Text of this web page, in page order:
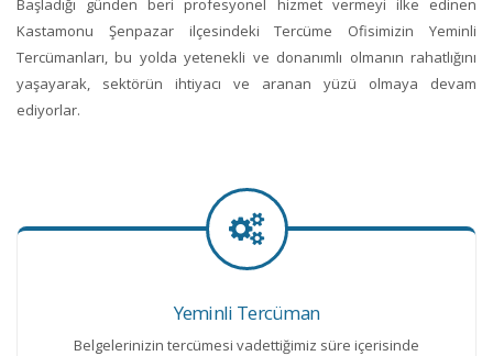
Başladığı günden beri profesyonel hizmet vermeyi ilke edinen
Kastamonu Şenpazar ilçesindeki Tercüme Ofisimizin Yeminli
Tercümanları, bu yolda yetenekli ve donanımlı olmanın rahatlığını
yaşayarak, sektörün ihtiyacı ve aranan yüzü olmaya devam
ediyorlar.
Yeminli Tercüman
Belgelerinizin tercümesi vadettiğimiz süre içerisinde